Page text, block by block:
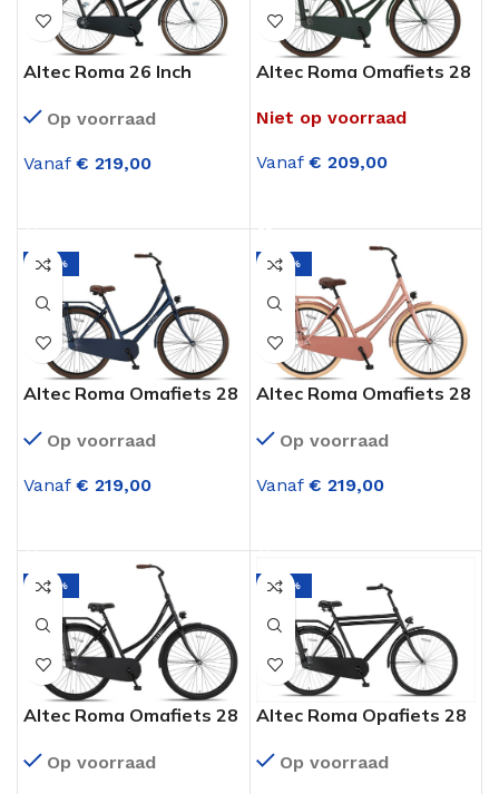
Altec Roma 26 Inch
Op voorraad
Vanaf € 219,00
Altec Roma Omafiets 28
Niet op voorraad
Vanaf € 209,00
-29%
Altec Roma Omafiets 28
Op voorraad
Vanaf € 219,00
-29%
Altec Roma Omafiets 28
Op voorraad
Vanaf € 219,00
-29%
Altec Roma Omafiets 28
Op voorraad
-26%
Altec Roma Opafiets 28
Op voorraad